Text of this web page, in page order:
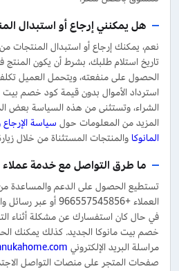
هل يمكنني إرجاع أو استبدال
تاريخ استلام طلبك، بشرط أن يكون المنتج
الحصول على منفعته، ويتحمل العميل
استرداد الأموال بدون قيمة كود خصم بيت
الشراء، وتستثنى من هذه السياسة بعض
المزيد من المعلومات حول سياسة
المانوكا والمنتجات المستثناة من خلال
ما طرق التواصل مع خدمة عملاء
تستطيع الحصول على الدعم والمساعدة
العملاء
في حال كان استفسارك عن مشكلة أثناء
خصم بيت مانوكا الجديد. كذلك يمكنك
مراسلة البريد الإلكتروني
صفحات المتجر على منصات التواصل